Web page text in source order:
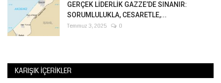
GERÇEK LİDERLİK GAZZE’DE SINANIR:
SORUMLULUKLA, CESARETLE,...
Temmuz 3, 2025 0
KARIŞIK İÇERIKLER